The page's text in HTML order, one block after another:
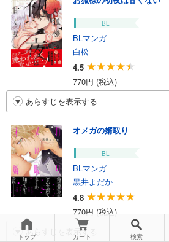
BL
BLマンガ
白松
4.5
770円 (税込)
あらすじを表示する
オメガの婿取り
BL
BLマンガ
黒井よだか
4.8
770円 (税込)
あらすじを表示する
トップ カート 検索